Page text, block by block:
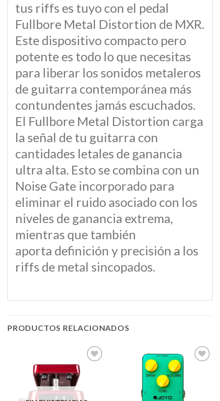
tus riffs es tuyo con el pedal
Fullbore Metal Distortion de MXR.
Este dispositivo compacto pero
potente es todo lo que necesitas
para liberar los sonidos metaleros
de guitarra contemporánea más
contundentes jamás escuchados.
El Fullbore Metal Distortion carga
la señal de tu guitarra con
cantidades letales de ganancia
ultra alta. Esto se combina con un
Noise Gate incorporado para
eliminar el ruido asociado con los
niveles de ganancia extrema,
mientras que también
aporta definición y precisión a los
riffs de metal sincopados.
PRODUCTOS RELACIONADOS
lista de